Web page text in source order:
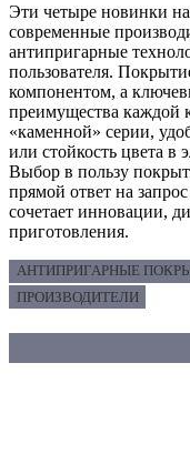
Эти четыре новинки
современные
антипригарные
пользователя.
компонентом, а
преимущества каждой
«каменной» серии,
или стойкость цвета в
Выбор в пользу
прямой ответ на
сочетает инновации,
приготовления.
АНТИПРИГАРНЫЕ
ПРОИЗВОДИТЕЛИ